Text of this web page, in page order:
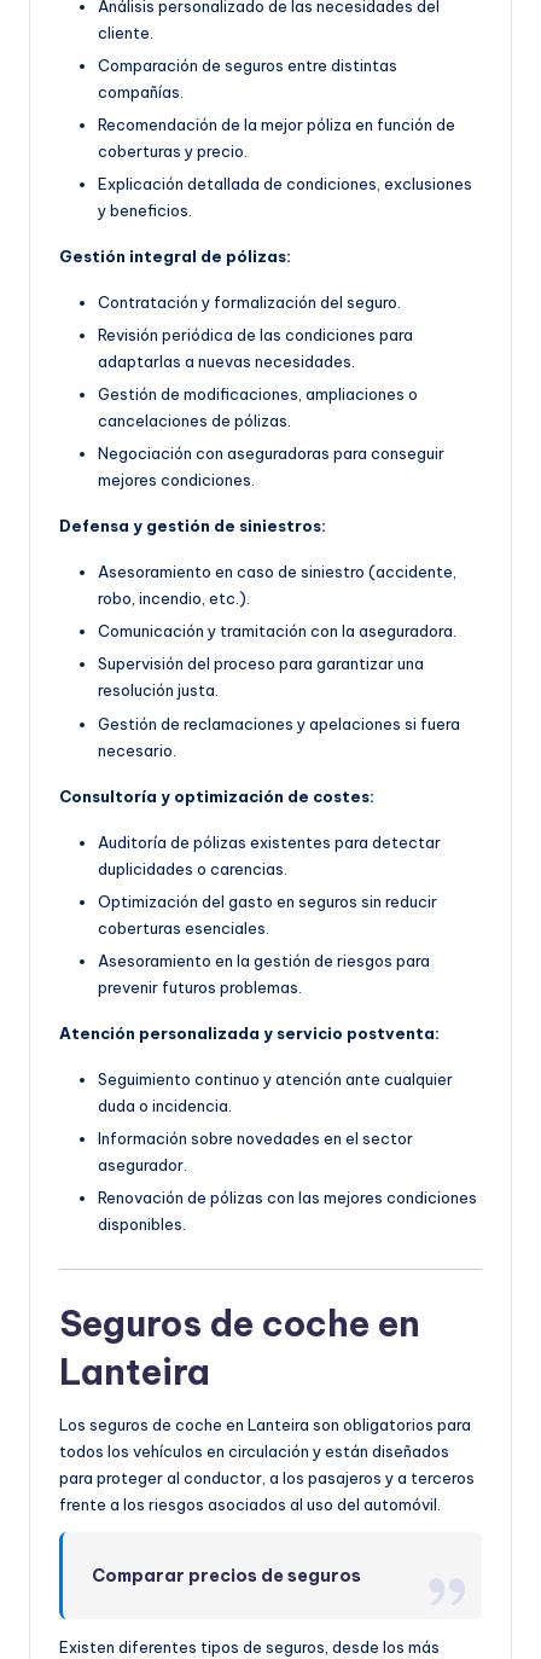
Análisis personalizado de las necesidades del
cliente.
Comparación de seguros entre distintas
compañías.
Recomendación de la mejor póliza en función de
coberturas y precio.
Explicación detallada de condiciones, exclusiones
y beneficios.
Gestión integral de pólizas:
Contratación y formalización del seguro.
Revisión periódica de las condiciones para
adaptarlas a nuevas necesidades.
Gestión de modificaciones, ampliaciones o
cancelaciones de pólizas.
Negociación con aseguradoras para conseguir
mejores condiciones.
Defensa y gestión de siniestros:
Asesoramiento en caso de siniestro (accidente,
robo, incendio, etc.).
Comunicación y tramitación con la aseguradora.
Supervisión del proceso para garantizar una
resolución justa.
Gestión de reclamaciones y apelaciones si fuera
necesario.
Consultoría y optimización de costes:
Auditoría de pólizas existentes para detectar
duplicidades o carencias.
Optimización del gasto en seguros sin reducir
coberturas esenciales.
Asesoramiento en la gestión de riesgos para
prevenir futuros problemas.
Atención personalizada y servicio postventa:
Seguimiento continuo y atención ante cualquier
duda o incidencia.
Información sobre novedades en el sector
asegurador.
Renovación de pólizas con las mejores condiciones
disponibles.
Seguros de coche en
Lanteira
Los seguros de coche en Lanteira son obligatorios para
todos los vehículos en circulación y están diseñados
para proteger al conductor, a los pasajeros y a terceros
frente a los riesgos asociados al uso del automóvil.
Comparar precios de seguros
Existen diferentes tipos de seguros, desde los más